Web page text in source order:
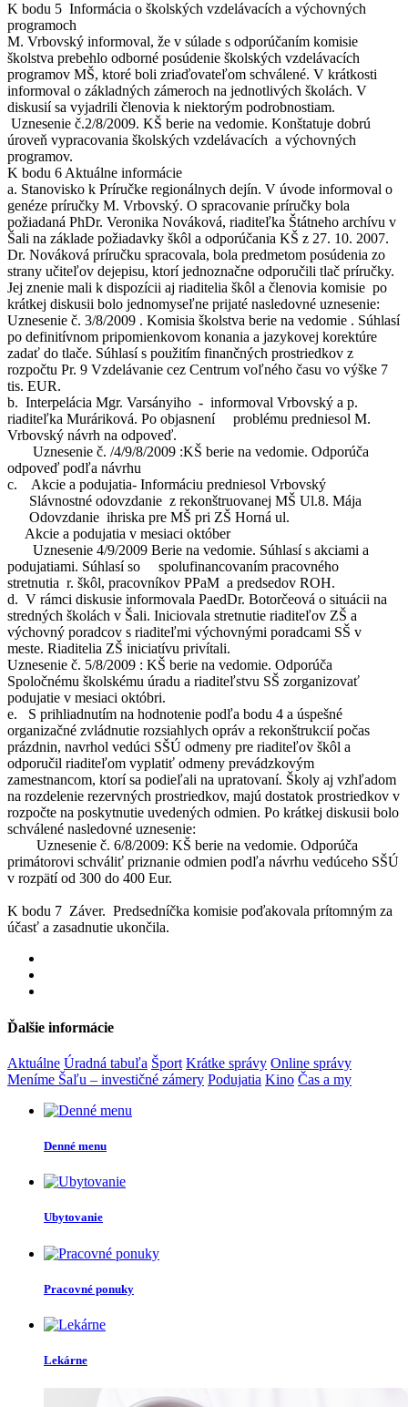
K bodu 5 Informácia o školských vzdelávacích a výchovných
programoch
M. Vrbovský informoval, že v súlade s odporúčaním komisie
školstva prebehlo odborné posúdenie školských vzdelávacích
programov MŠ, ktoré boli zriaďovateľom schválené. V krátkosti
informoval o základných zámeroch na jednotlivých školách. V
diskusií sa vyjadrili členovia k niektorým podrobnostiam.
Uznesenie č.2/8/2009. KŠ berie na vedomie. Konštatuje dobrú
úroveň vypracovania školských vzdelávacích a výchovných
programov.
K bodu 6 Aktuálne informácie
a. Stanovisko k Príručke regionálnych dejín. V úvode informoval o
genéze príručky M. Vrbovský. O spracovanie príručky bola
požiadaná PhDr. Veronika Nováková, riaditeľka Štátneho archívu v
Šali na základe požiadavky škôl a odporúčania KŠ z 27. 10. 2007.
Dr. Nováková príručku spracovala, bola predmetom posúdenia zo
strany učiteľov dejepisu, ktorí jednoznačne odporučili tlač príručky.
Jej znenie mali k dispozícii aj riaditelia škôl a členovia komisie po
krátkej diskusii bolo jednomyseľne prijaté nasledovné uznesenie:
Uznesenie č. 3/8/2009 . Komisia školstva berie na vedomie . Súhlasí
po definitívnom pripomienkovom konania a jazykovej korektúre
zadať do tlače. Súhlasí s použitím finančných prostriedkov z
rozpočtu Pr. 9 Vzdelávanie cez Centrum voľného času vo výške 7
tis. EUR.
b. Interpelácia Mgr. Varsányiho - informoval Vrbovský a p.
riaditeľka Muráriková. Po objasnení problému predniesol M.
Vrbovský návrh na odpoveď.
Uznesenie č. /4/9/8/2009 :KŠ berie na vedomie. Odporúča
odpoveď podľa návrhu
c. Akcie a podujatia- Informáciu predniesol Vrbovský
Slávnostné odovzdanie z rekonštruovanej MŠ Ul.8. Mája
Odovzdanie ihriska pre MŠ pri ZŠ Horná ul.
Akcie a podujatia v mesiaci október
Uznesenie 4/9/2009 Berie na vedomie. Súhlasí s akciami a
podujatiami. Súhlasí so spolufinancovaním pracovného
stretnutia r. škôl, pracovníkov PPaM a predsedov ROH.
d. V rámci diskusie informovala PaedDr. Botorčeová o situácii na
stredných školách v Šali. Iniciovala stretnutie riaditeľov ZŠ a
výchovný poradcov s riaditeľmi výchovnými poradcami SŠ v
meste. Riaditelia ZŠ iniciatívu privítali.
Uznesenie č. 5/8/2009 : KŠ berie na vedomie. Odporúča
Spoločnému školskému úradu a riaditeľstvu SŠ zorganizovať
podujatie v mesiaci októbri.
e. S prihliadnutím na hodnotenie podľa bodu 4 a úspešné
organizačné zvládnutie rozsiahlych opráv a rekonštrukcií počas
prázdnin, navrhol vedúci SŠÚ odmeny pre riaditeľov škôl a
odporučil riaditeľom vyplatiť odmeny prevádzkovým
zamestnancom, ktorí sa podieľali na upratovaní. Školy aj vzhľadom
na rozdelenie rezervných prostriedkov, majú dostatok prostriedkov v
rozpočte na poskytnutie uvedených odmien. Po krátkej diskusii bolo
schválené nasledovné uznesenie:
Uznesenie č. 6/8/2009: KŠ berie na vedomie. Odporúča
primátorovi schváliť priznanie odmien podľa návrhu vedúceho SŠÚ
v rozpätí od 300 do 400 Eur.
K bodu 7 Záver. Predsedníčka komisie poďakovala prítomným za
účasť a zasadnutie ukončila.
Ďalšie informácie
Aktuálne Úradná tabuľa Šport Krátke správy Online správy
Meníme Šaľu – investičné zámery Podujatia Kino Čas a my
Denné menu
Ubytovanie
Pracovné ponuky
Lekárne